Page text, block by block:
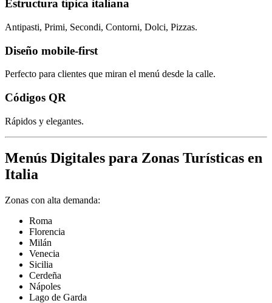
Estructura típica italiana
Antipasti, Primi, Secondi, Contorni, Dolci, Pizzas.
Diseño mobile-first
Perfecto para clientes que miran el menú desde la calle.
Códigos QR
Rápidos y elegantes.
Menús Digitales para Zonas Turísticas en
Italia
Zonas con alta demanda:
Roma
Florencia
Milán
Venecia
Sicilia
Cerdeña
Nápoles
Lago de Garda